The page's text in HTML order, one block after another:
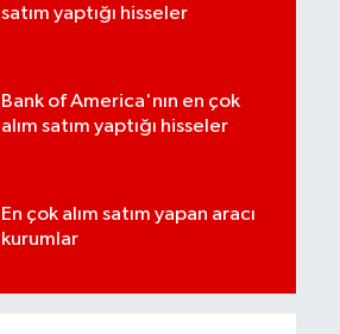
satım yaptığı hisseler
Bank of America'nın en çok
alım satım yaptığı hisseler
En çok alım satım yapan aracı
kurumlar